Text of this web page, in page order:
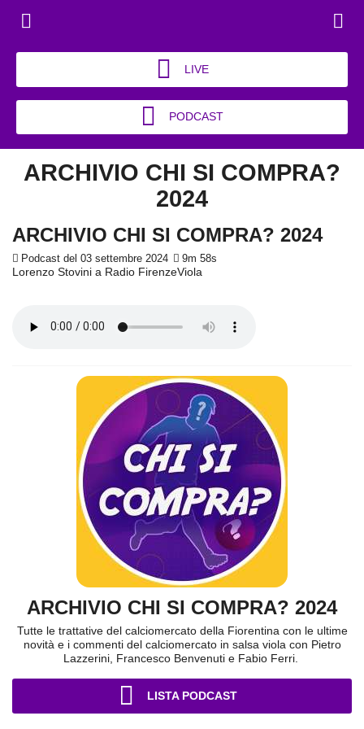
LIVE
PODCAST
ARCHIVIO CHI SI COMPRA?
2024
ARCHIVIO CHI SI COMPRA? 2024
Podcast del 03 settembre 2024 9m 58s
Lorenzo Stovini a Radio FirenzeViola
ARCHIVIO CHI SI COMPRA? 2024
Tutte le trattative del calciomercato della Fiorentina con le ultime
novità e i commenti del calciomercato in salsa viola con Pietro
Lazzerini, Francesco Benvenuti e Fabio Ferri.
LISTA PODCAST